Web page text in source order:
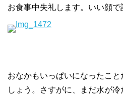
お食事中失礼します。いい顔で
おなかもいっぱいになったこ
しょう。さすがに、まだ水が冷